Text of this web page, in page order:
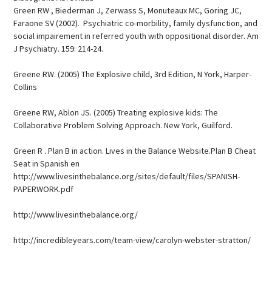
Green RW , Biederman J, Zerwass S, Monuteaux MC, Goring JC,
Faraone SV (2002). Psychiatric co-morbility, family dysfunction, and
social impairement in referred youth with oppositional disorder. Am
J Psychiatry. 159: 214-24.
Greene RW. (2005) The Explosive child, 3rd Edition, N York, Harper-
Collins
Greene RW, Ablon JS. (2005) Treating explosive kids: The
Collaborative Problem Solving Approach. New York, Guilford.
Green R . Plan B in action. Lives in the Balance Website.Plan B Cheat
Seat in Spanish en
http://www.livesinthebalance.org/sites/default/files/SPANISH-
PAPERWORK.pdf
http://www.livesinthebalance.org/
http://incredibleyears.com/team-view/carolyn-webster-stratton/